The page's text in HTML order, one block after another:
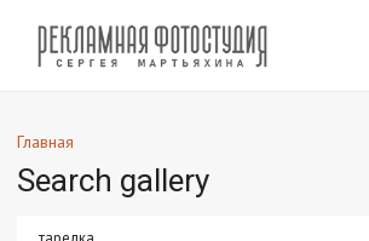
Главная
Search gallery